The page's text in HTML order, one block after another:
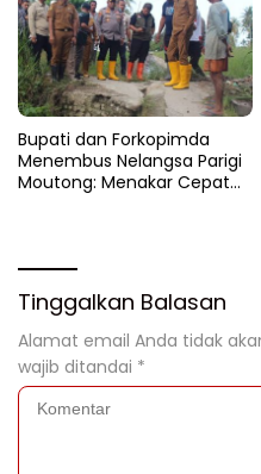
​Bupati dan Forkopimda
Menembus Nelangsa Parigi
Moutong: Menakar Cepat
Tinggalkan Balasan
Alamat email Anda tidak
wajib ditandai *